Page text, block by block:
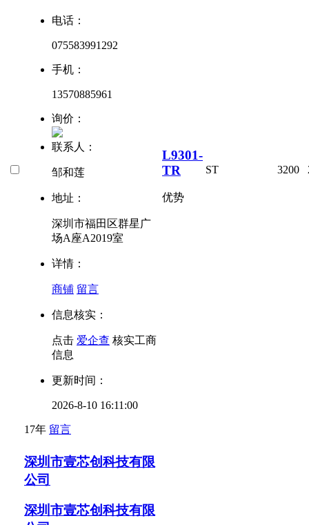
电话：
075583991292
手机：
13570885961
询价：
联系人：
邹和莲
地址：
深圳市福田区群星广
场A座A2019室
详情：
商铺 留言
信息核实：
点击 爱企查 核实工商
信息
更新时间：
2026-8-10 16:11:00
17年 留言
L9301-
TR
优势
ST 3200
深圳市壹芯创科技有限
公司
深圳市壹芯创科技有限